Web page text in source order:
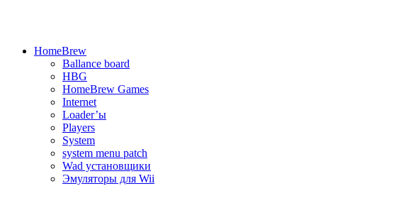
HomeBrew
Ballance board
HBG
HomeBrew Games
Internet
Loader’ы
Players
System
system menu patch
Wad установщики
Эмуляторы для Wii